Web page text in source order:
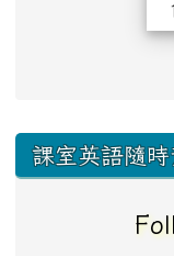
下中左區域
課室英語隨時